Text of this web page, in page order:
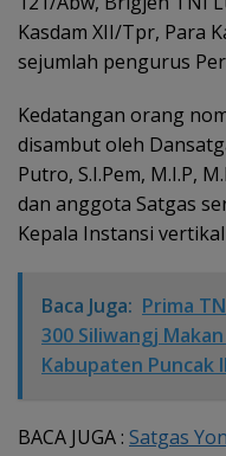
Kasdam XII/Tpr, Para
sejumlah pengurus
Kedatangan orang
disambut oleh
Putro, S.I.Pem, M.I.P,
dan anggota Satgas
Kepala Instansi
Baca Juga: Prima
300 Siliwangj
Kabupaten Puncak
BACA JUGA : Satgas